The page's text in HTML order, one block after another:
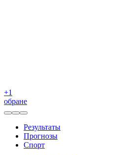
+1
обране
Результаты
Прогнозы
Спорт